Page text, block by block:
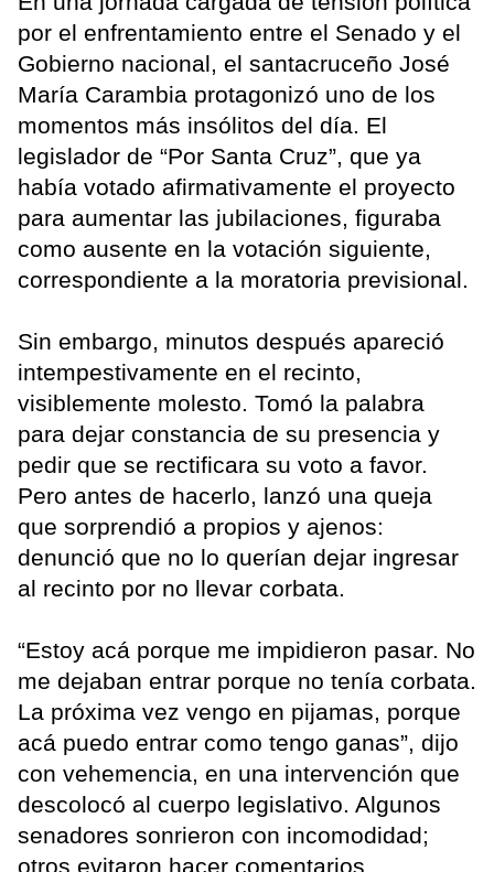
por el enfrentamiento entre el Senado y el
Gobierno nacional, el santacruceño José
María Carambia protagonizó uno de los
momentos más insólitos del día. El
legislador de “Por Santa Cruz”, que ya
había votado afirmativamente el proyecto
para aumentar las jubilaciones, figuraba
como ausente en la votación siguiente,
correspondiente a la moratoria previsional.
Sin embargo, minutos después apareció
intempestivamente en el recinto,
visiblemente molesto. Tomó la palabra
para dejar constancia de su presencia y
pedir que se rectificara su voto a favor.
Pero antes de hacerlo, lanzó una queja
que sorprendió a propios y ajenos:
denunció que no lo querían dejar ingresar
al recinto por no llevar corbata.
“Estoy acá porque me impidieron pasar. No
me dejaban entrar porque no tenía corbata.
La próxima vez vengo en pijamas, porque
acá puedo entrar como tengo ganas”, dijo
con vehemencia, en una intervención que
descolocó al cuerpo legislativo. Algunos
senadores sonrieron con incomodidad;
otros evitaron hacer comentarios.